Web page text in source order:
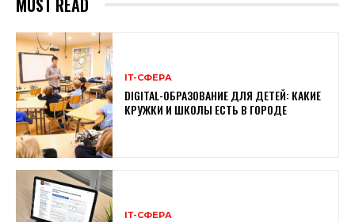
ІТ-СФЕРА
DIGITAL-ОБРАЗОВАНИЕ ДЛЯ ДЕТЕЙ: КАКИЕ
КРУЖКИ И ШКОЛЫ ЕСТЬ В ГОРОДЕ
ІТ-СФЕРА